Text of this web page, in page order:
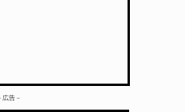
広告 –